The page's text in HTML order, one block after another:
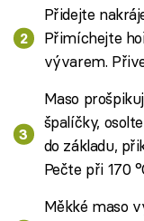
Přidejte
Přimíchejte
vývarem.
Maso
špalíčky,
do základu,
Pečte při 170
Měkké maso